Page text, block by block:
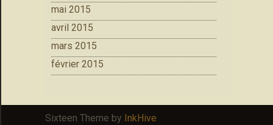
mai 2015
avril 2015
mars 2015
février 2015
Sixteen Theme by InkHive